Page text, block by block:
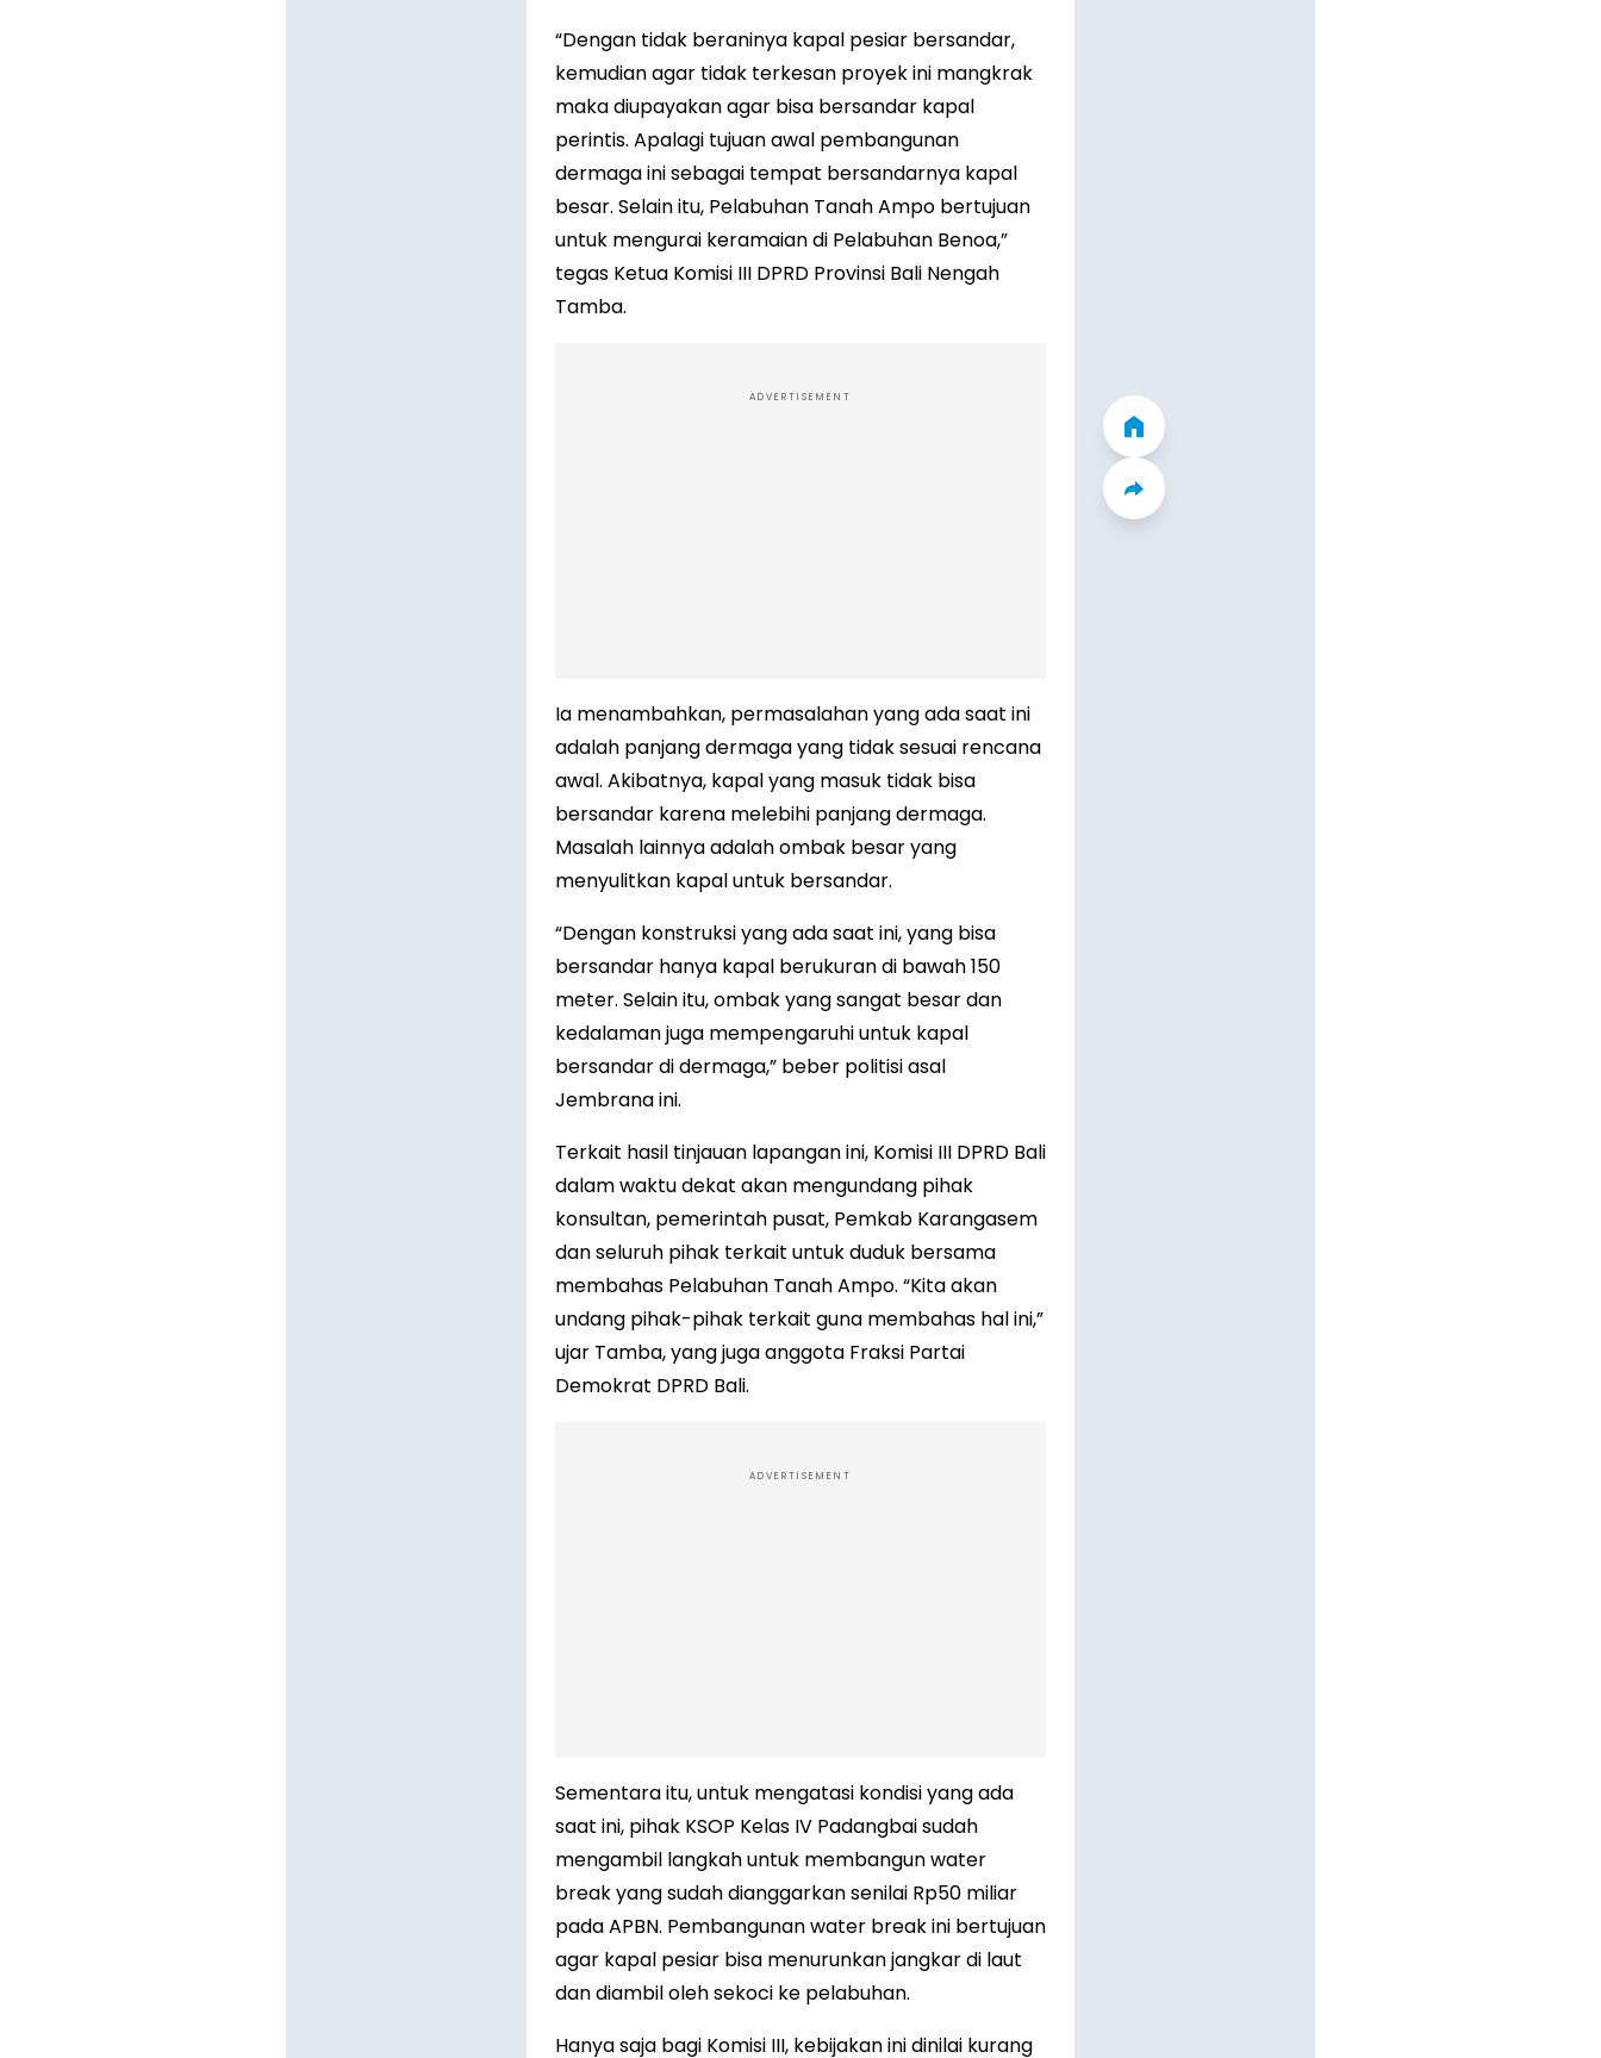
“Dengan tidak beraninya kapal pesiar bersandar,
kemudian agar tidak terkesan proyek ini mangkrak
maka diupayakan agar bisa bersandar kapal
perintis. Apalagi tujuan awal pembangunan
dermaga ini sebagai tempat bersandarnya kapal
besar. Selain itu, Pelabuhan Tanah Ampo bertujuan
untuk mengurai keramaian di Pelabuhan Benoa,”
tegas Ketua Komisi III DPRD Provinsi Bali Nengah
Tamba.
ADVERTISEMENT
Ia menambahkan, permasalahan yang ada saat ini
adalah panjang dermaga yang tidak sesuai rencana
awal. Akibatnya, kapal yang masuk tidak bisa
bersandar karena melebihi panjang dermaga.
Masalah lainnya adalah ombak besar yang
menyulitkan kapal untuk bersandar.
“Dengan konstruksi yang ada saat ini, yang bisa
bersandar hanya kapal berukuran di bawah 150
meter. Selain itu, ombak yang sangat besar dan
kedalaman juga mempengaruhi untuk kapal
bersandar di dermaga,” beber politisi asal
Jembrana ini.
Terkait hasil tinjauan lapangan ini, Komisi III DPRD Bali
dalam waktu dekat akan mengundang pihak
konsultan, pemerintah pusat, Pemkab Karangasem
dan seluruh pihak terkait untuk duduk bersama
membahas Pelabuhan Tanah Ampo. “Kita akan
undang pihak-pihak terkait guna membahas hal ini,”
ujar Tamba, yang juga anggota Fraksi Partai
Demokrat DPRD Bali.
ADVERTISEMENT
Sementara itu, untuk mengatasi kondisi yang ada
saat ini, pihak KSOP Kelas IV Padangbai sudah
mengambil langkah untuk membangun water
break yang sudah dianggarkan senilai Rp50 miliar
pada APBN. Pembangunan water break ini bertujuan
agar kapal pesiar bisa menurunkan jangkar di laut
dan diambil oleh sekoci ke pelabuhan.
Hanya saja bagi Komisi III, kebijakan ini dinilai kurang